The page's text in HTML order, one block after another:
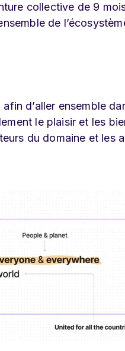
collective de 9
de
d’aller ensemble
le plaisir et les
du domaine et les